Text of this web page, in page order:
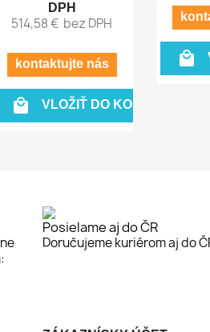
DPH
514,58 € bez DPH
kontaktujte nás
 VLOŽIŤ DO KOŠÍKA

Posielame aj do ČR
Doručujeme kuriérom aj do